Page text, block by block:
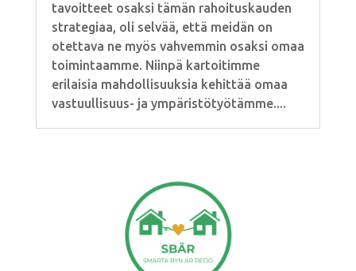
tavoitteet osaksi tämän rahoituskauden
strategiaa, oli selvää, että meidän on
otettava ne myös vahvemmin osaksi omaa
toimintaamme. Niinpä kartoitimme
erilaisia mahdollisuuksia kehittää omaa
vastuullisuus- ja ympäristötyötämme....